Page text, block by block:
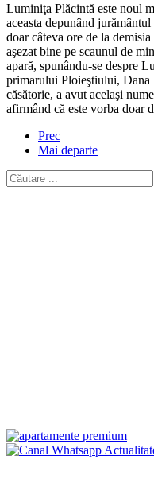
Luminiţa Plăcintă este noul
aceasta depunând
doar câteva ore de la
aşezat bine pe scaunul de
apară, spunându-se despre
primarului Ploieştiului, Dana
căsătorie, a avut acelaşi
afirmând că este vorba doar
Prec
Mai departe